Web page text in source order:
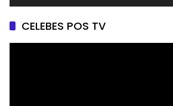
CELEBES POS TV